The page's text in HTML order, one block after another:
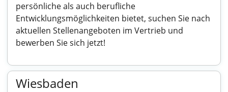
persönliche als auch berufliche
Entwicklungsmöglichkeiten bietet, suchen Sie nach
aktuellen Stellenangeboten im Vertrieb und
bewerben Sie sich jetzt!
Wiesbaden